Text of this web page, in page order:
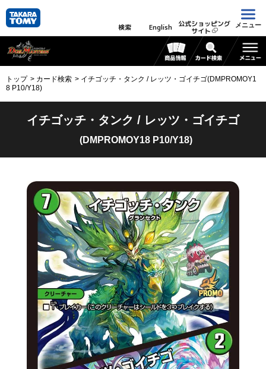
検索 English 公式ショッピング
サイト
メニュー
トップ カード検索
イチゴッチ・タンク / レッツ・ゴイチゴ(DMPROMOY1
8 P10/Y18)
イチゴッチ・タンク / レッツ・ゴイチゴ
(DMPROMOY18 P10/Y18)